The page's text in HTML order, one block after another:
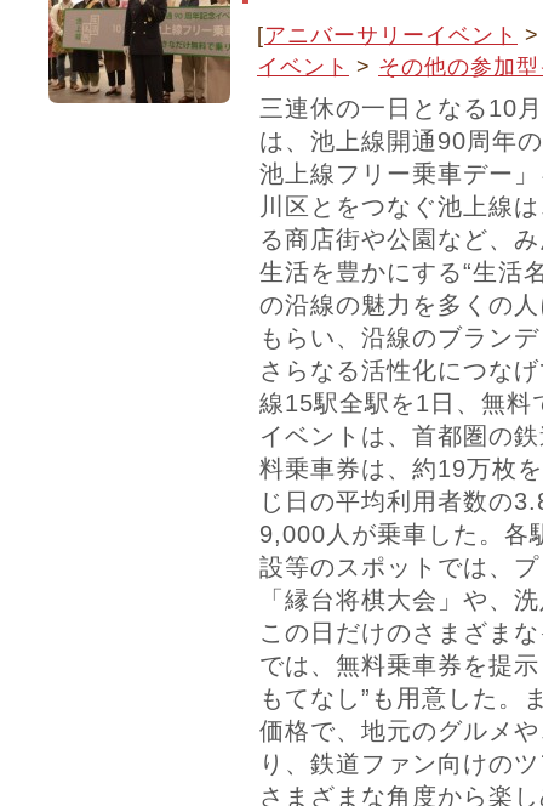
[アニバーサリーイベント
イベント > その他の参加
三連休の一日となる10
は、池上線開通90周年
池上線フリー乗車デー
川区とをつなぐ池上線
る商店街や公園など、
生活を豊かにする“生活
の沿線の魅力を多くの
もらい、沿線のブラン
さらなる活性化につな
線15駅全駅を1日、無料
イベントは、首都圏の
料乗車券は、約19万枚
じ日の平均利用者数の
9,000人が乗車した。各
設等のスポットでは、
「縁台将棋大会」や、
この日だけのさまざま
では、無料乗車券を提
もてなし”も用意した。
価格で、地元のグルメ
り、鉄道ファン向けの
さまざまな角度から楽